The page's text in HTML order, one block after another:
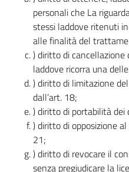
personali che La
stessi laddove ritenuti
alle finalità del
) diritto di cancellazione
laddove ricorra una
) diritto di limitazione
dall’art. 18;
) diritto di portabilità dei
) diritto di opposizione
21;
) diritto di revocare il
senza pregiudicare la